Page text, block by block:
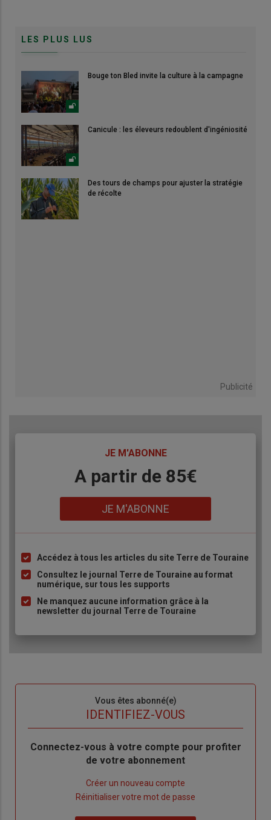
LES PLUS LUS
Bouge ton Bled invite la culture à la campagne
Canicule : les éleveurs redoublent d'ingéniosité
Des tours de champs pour ajuster la stratégie
de récolte
Publicité
JE M'ABONNE
A partir de 85€
JE M'ABONNE
Liste
à
puce
Accédez à tous les articles du site Terre de Touraine
Consultez le journal Terre de Touraine au format
numérique, sur tous les supports
Ne manquez aucune information grâce à la
newsletter du journal Terre de Touraine
Vous êtes abonné(e)
IDENTIFIEZ-VOUS
Body
Connectez-vous à votre compte pour profiter
de votre abonnement
Créer un nouveau compte
Réinitialiser votre mot de passe